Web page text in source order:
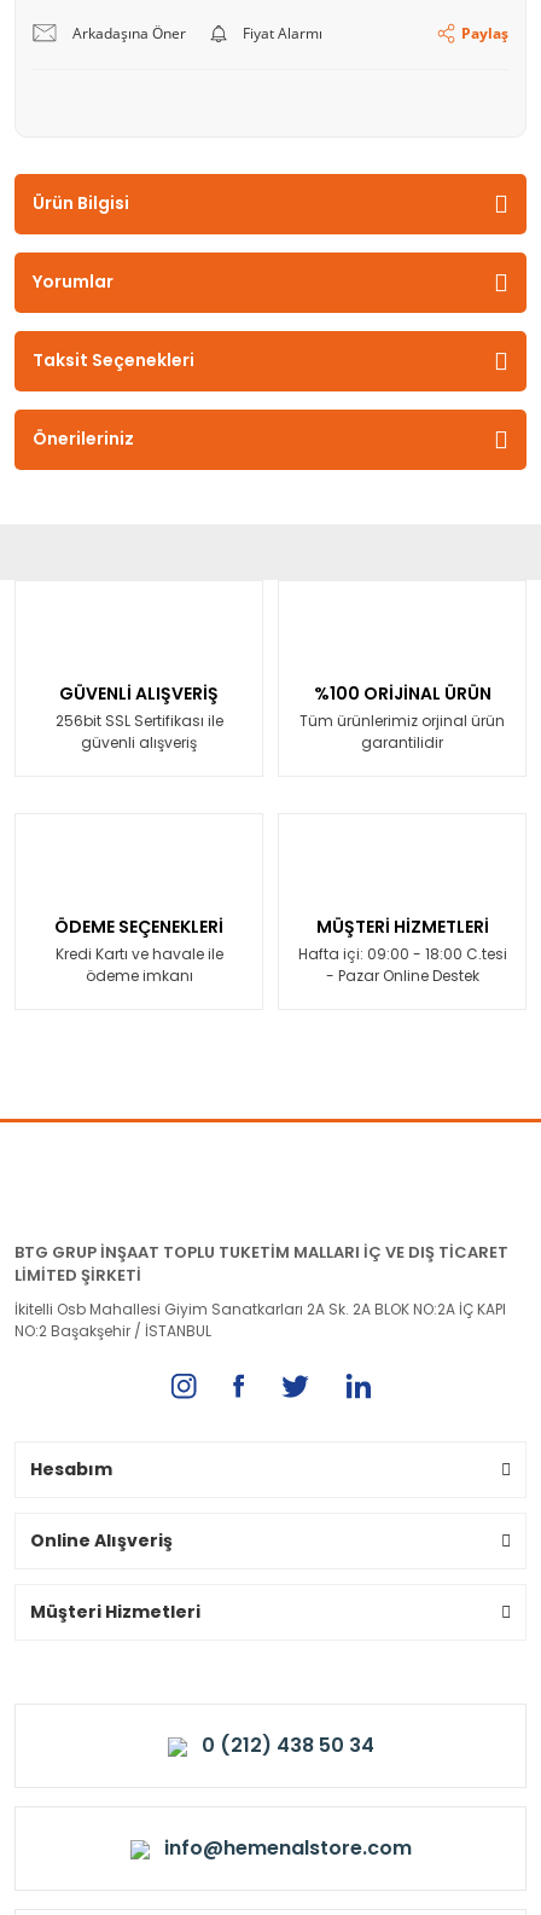
Arkadaşına Öner Fiyat Alarmı Paylaş
Ürün Bilgisi
Yorumlar
Taksit Seçenekleri
Önerileriniz
GÜVENLİ ALIŞVERİŞ
256bit SSL Sertifikası ile
güvenli alışveriş
%100 ORİJİNAL ÜRÜN
Tüm ürünlerimiz orjinal ürün
garantilidir
ÖDEME SEÇENEKLERİ
Kredi Kartı ve havale ile
ödeme imkanı
MÜŞTERİ HİZMETLERİ
Hafta içi: 09:00 - 18:00 C.tesi
- Pazar Online Destek
BTG GRUP İNŞAAT TOPLU TUKETİM MALLARI İÇ VE DIŞ TİCARET
LİMİTED ŞİRKETİ
İkitelli Osb Mahallesi Giyim Sanatkarları 2A Sk. 2A BLOK NO:2A İÇ KAPI
NO:2 Başakşehir / İSTANBUL
Hesabım
Online Alışveriş
Müşteri Hizmetleri
0 (212) 438 50 34
info@hemenalstore.com